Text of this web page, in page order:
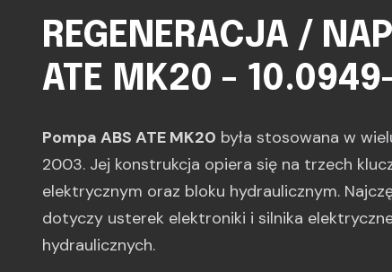
REGENERACJA /
ATE MK20 -
Pompa ABS ATE MK20 była stosowana w
2003. Jej konstrukcja opiera się na trzech
elektrycznym oraz bloku hydraulicznym.
dotyczy usterek elektroniki i silnika
hydraulicznych.